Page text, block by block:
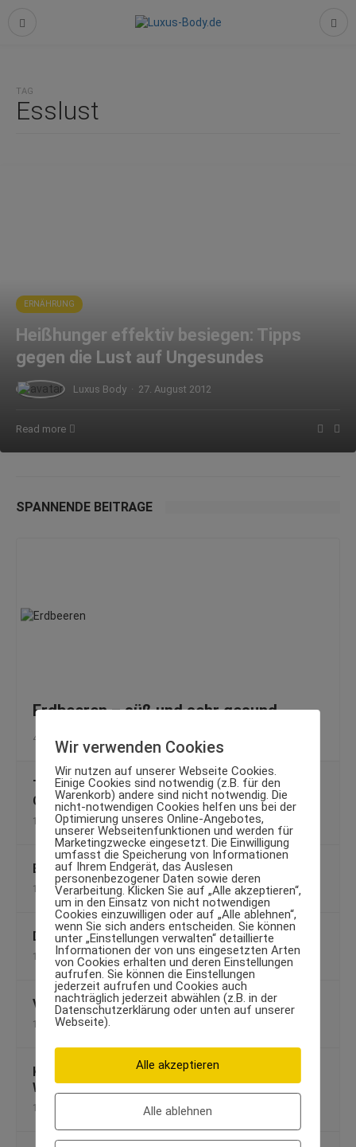
TAG
Esslust
ERNÄHRUNG
Heißhunger effektiv besiegen: Tipps
gegen die Lust auf Ungesundes
Luxus Body · 27. August 2012
Read more
SPANNENDE BEITRÄGE
Erdbeeren – süß und sehr gesund
4. Juni 2012
TRX Suspension-System für effizientes
Ganzkörpertraining
17. September 2013
Einzelne Aminosäuren
1. April 2011
Diät-Irrtümer und was wirklich dahinter steckt
14. März 2013
Vitaminreich essen im Winter
11. Februar 2013
Kochen mit Proteinpulver: Snacks und Co. aus
Whey Protein
17. Dezember 2014
Wir verwenden Cookies
Wir nutzen auf unserer Webseite Cookies.
Einige Cookies sind notwendig (z.B. für den
Warenkorb) andere sind nicht notwendig. Die
nicht-notwendigen Cookies helfen uns bei der
Optimierung unseres Online-Angebotes,
unserer Webseitenfunktionen und werden für
Marketingzwecke eingesetzt. Die Einwilligung
umfasst die Speicherung von Informationen
auf Ihrem Endgerät, das Auslesen
personenbezogener Daten sowie deren
Verarbeitung. Klicken Sie auf „Alle akzeptieren“,
um in den Einsatz von nicht notwendigen
Cookies einzuwilligen oder auf „Alle ablehnen“,
wenn Sie sich anders entscheiden. Sie können
unter „Einstellungen verwalten“ detaillierte
Informationen der von uns eingesetzten Arten
von Cookies erhalten und deren Einstellungen
aufrufen. Sie können die Einstellungen
jederzeit aufrufen und Cookies auch
nachträglich jederzeit abwählen (z.B. in der
Datenschutzerklärung oder unten auf unserer
Webseite).
Alle akzeptieren
Alle ablehnen